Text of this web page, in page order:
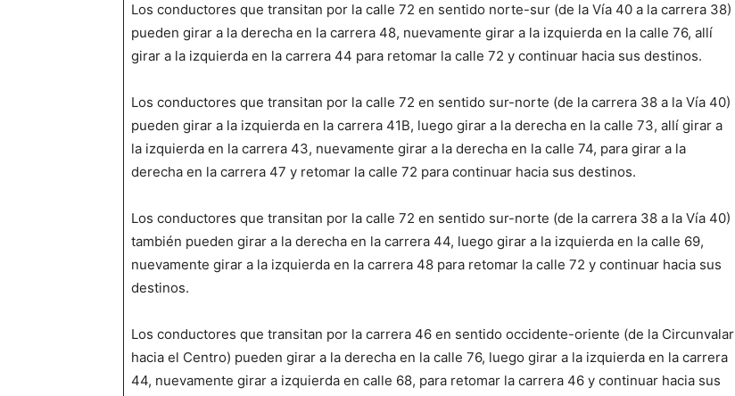
Los conductores que transitan por la calle 72 en sentido norte-sur (de la Vía 40 a la carrera 38)
pueden girar a la derecha en la carrera 48, nuevamente girar a la izquierda en la calle 76, allí
girar a la izquierda en la carrera 44 para retomar la calle 72 y continuar hacia sus destinos.
Los conductores que transitan por la calle 72 en sentido sur-norte (de la carrera 38 a la Vía 40)
pueden girar a la izquierda en la carrera 41B, luego girar a la derecha en la calle 73, allí girar a
la izquierda en la carrera 43, nuevamente girar a la derecha en la calle 74, para girar a la
derecha en la carrera 47 y retomar la calle 72 para continuar hacia sus destinos.
Los conductores que transitan por la calle 72 en sentido sur-norte (de la carrera 38 a la Vía 40)
también pueden girar a la derecha en la carrera 44, luego girar a la izquierda en la calle 69,
nuevamente girar a la izquierda en la carrera 48 para retomar la calle 72 y continuar hacia sus
destinos.
Los conductores que transitan por la carrera 46 en sentido occidente-oriente (de la Circunvalar
hacia el Centro) pueden girar a la derecha en la calle 76, luego girar a la izquierda en la carrera
44, nuevamente girar a izquierda en calle 68, para retomar la carrera 46 y continuar hacia sus